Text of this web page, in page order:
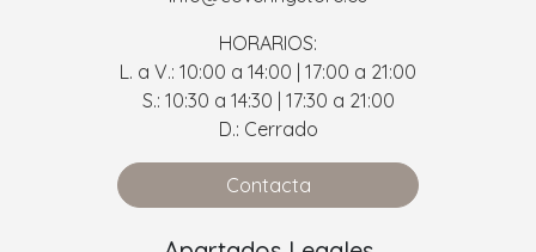
HORARIOS:
L. a V.: 10:00 a 14:00 | 17:00 a 21:00
S.: 10:30 a 14:30 | 17:30 a 21:00
D.: Cerrado
Contacta